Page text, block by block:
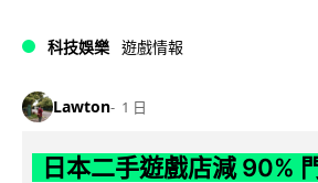
科技娛樂 遊戲情報
Lawton 1 日
日本二手遊戲店減 90%